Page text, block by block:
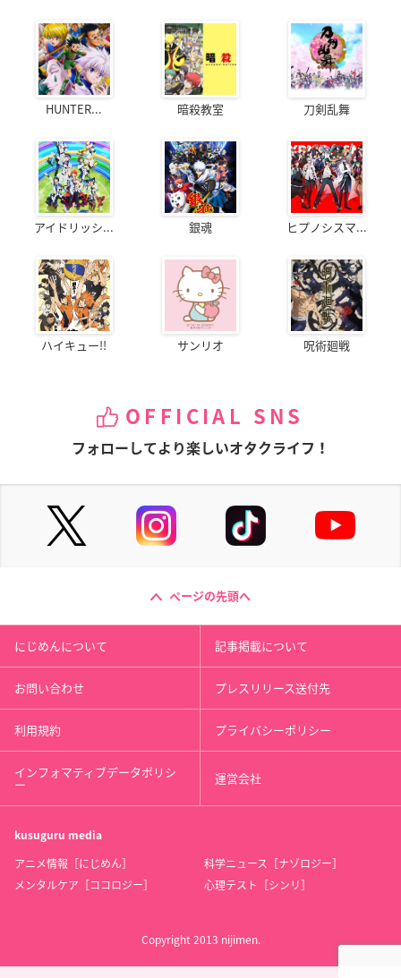
【価格】
2,750円（税込）
【発売日】
2021年3月
【サイズ】
本体：長さ約17.6cm 最大幅約6cm 厚み約1cm
付属チャーム：最大縦幅約5.1cm 最大横幅約2.9cm 厚み約
0.5cm
【素材】
本体：ポリエステル、亜鉛合金、ガラス、真鍮、鉄
チャーム：ポリエステル、亜鉛合金、ガラス、真鍮、鉄
▼ご予約・ご購入はこちらから
【発売日】
本体丈約44cm 本体口幅約23cm 本体底幅約25cm
【素材】
ポリエステル100％
ディズニー ツイステッドワンダーランド チョーカー
▼ご予約・ご購入はこちらから
【価格】
3,080円（税込）
【サイズ】
HUNTER... 暗殺教室 刀剣乱舞
アイドリッシ... 銀魂 ヒプノシスマ...
ハイキュー!! サンリオ 呪術廻戦
OFFICIAL SNS
フォローしてより楽しいオタクライフ！
ページの先頭へ
にじめんについて 記事掲載について
お問い合わせ プレスリリース送付先
利用規約 プライバシーポリシー
インフォマティブデータポリシ
ー 運営会社
kusuguru media
アニメ情報［にじめん］
科学ニュース［ナゾロジー］
メンタルケア［ココロジー］
心理テスト［シンリ］
Copyright 2013 nijimen.